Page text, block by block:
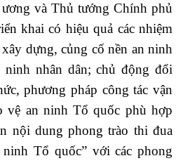
và Thủ tướng Chính phủ
khai có hiệu quả các nhiệm
dựng, củng cố nền an ninh
ninh nhân dân; chủ động đổi
phương pháp công tác vận
vệ an ninh Tổ quốc phù hợp
nội dung phong trào thi đua
ninh Tổ quốc” với các phong